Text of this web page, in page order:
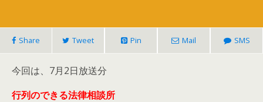
Share Tweet Pin Mail SMS
今回は、7月2日放送分
行列のできる法律相談所